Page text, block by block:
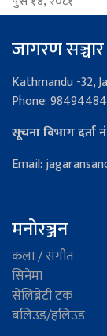
जागरण सञ्चार
Kathmandu -32,
Phone:
सूचना विभाग
Email:
मनोरञ्जन
कला / संगीत
सिनेमा
सेलिब्रेटी टक
बलिउड/हलिउड